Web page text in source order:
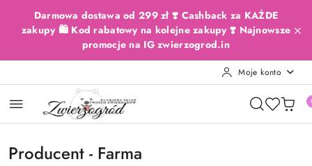
Przejdź do treści głównej
Przejdź do wyszukiwarki
Przejdź do moje konto
Przejdź do menu głównego
Przejdź do stopki
Darmowa dostawa od 299 zł ❣️ Cashback za KAŻDE
zakupy 🛍️ Kod rabatowy na kolejne zakupy ❣️ Najnowsze
promocje na IG zwierzogrod.in
Moje konto
Producent - Farma